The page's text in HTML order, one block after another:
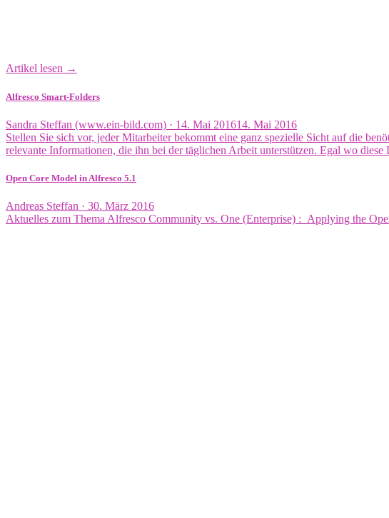
Artikel lesen →
Alfresco Smart-Folders
Sandra Steffan (www.ein-bild.com) · Veröffentlicht
am
14. Mai 201614. Mai 2016
Stellen Sie sich vor, jeder Mitarbeiter bekommt eine ganz spezielle Sicht auf die
relevante Informationen, die ihn bei der täglichen Arbeit unterstützen. Egal wo
Open Core Model in Alfresco 5.1
Andreas Steffan · Veröffentlicht
am
30. März 2016
Aktuelles zum Thema Alfresco Community vs. One (Enterprise) : Applying the